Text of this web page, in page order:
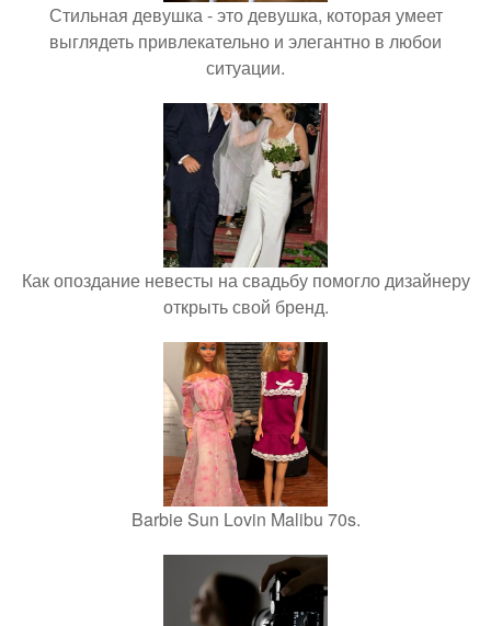
Стильная девушка - это девушка, которая умеет
выглядеть привлекательно и элегантно в любои
ситуации.
Как опоздание невесты на свадьбу помогло дизайнеру
открыть свой бренд.
Barbie Sun Lovin Malibu 70s.